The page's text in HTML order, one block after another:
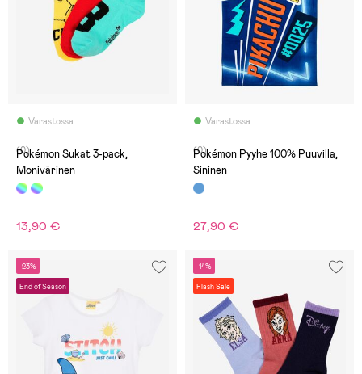
Varastossa
(0)
Pokémon Sukat 3-pack,
Monivärinen
13,90 €
Varastossa
(0)
Pokémon Pyyhe 100% Puuvilla,
Sininen
27,90 €
-23%
End of Season
-14%
Flash Sale